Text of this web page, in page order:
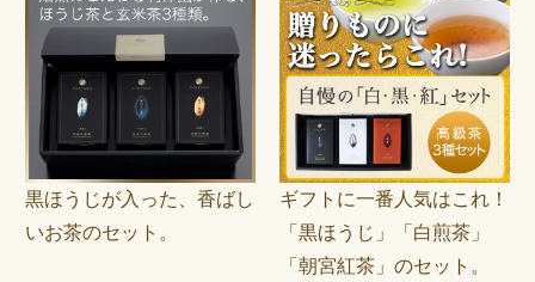
黒ほうじが入った、香ばし
いお茶のセット。
ギフトに一番人気はこれ！
「黒ほうじ」「白煎茶」
「朝宮紅茶」のセット。